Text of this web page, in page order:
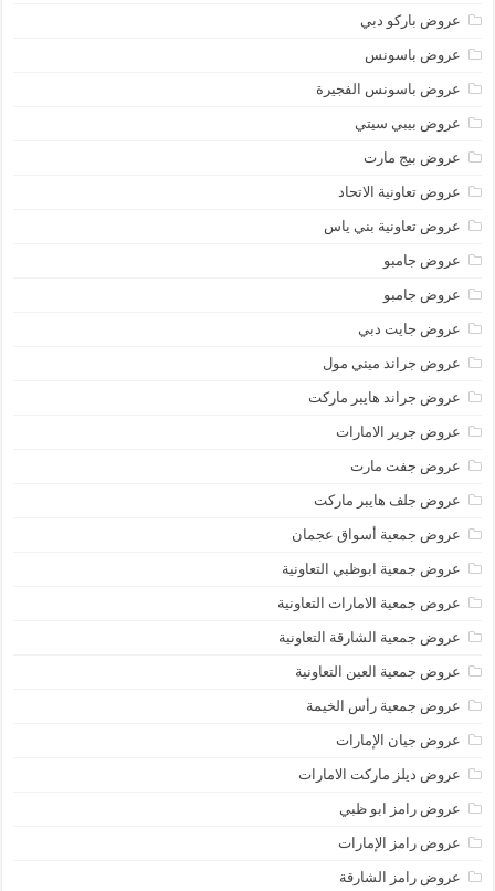
عروض باركو دبي
عروض باسونس
عروض باسونس الفجيرة
عروض بيبي سيتي
عروض بيج مارت
عروض تعاونية الاتحاد
عروض تعاونية بني ياس
عروض جامبو
عروض جامبو
عروض جايت دبي
عروض جراند ميني مول
عروض جراند هايبر ماركت
عروض جرير الامارات
عروض جفت مارت
عروض جلف هايبر ماركت
عروض جمعية أسواق عجمان
عروض جمعية ابوظبي التعاونية
عروض جمعية الامارات التعاونية
عروض جمعية الشارقة التعاونية
عروض جمعية العين التعاونية
عروض جمعية رأس الخيمة
عروض جيان الإمارات
عروض ديلز ماركت الامارات
عروض رامز ابو ظبي
عروض رامز الإمارات
عروض رامز الشارقة